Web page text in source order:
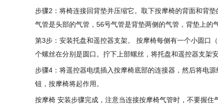
步骤2：将椅连接回背垫并压缩它。取下按摩椅的背面和背
气管是头部的气管，56号气管是背垫两侧的气管，背垫上
第3步：安装托盘和遥控器支架。 按摩椅每侧有一个小圆口
个螺丝在分别是圆口。拧下上部螺丝，将托盘和遥控器支架
步骤4：将遥控器电缆插入按摩椅底部的连接器，然后将电
钮，按摩椅将起作用。
按摩椅 安装步骤完成，注意当连接按摩椅气管时，不要握